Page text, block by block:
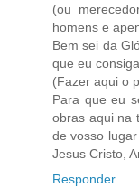
(ou
homens e
Bem sei da
que eu consiga
(Fazer aqui o
Para que eu
obras aqui na
de vosso
Jesus Cristo,
Responder